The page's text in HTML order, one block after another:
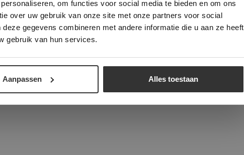
om functies voor social media te bieden en om ons
over uw gebruik van onze site met onze partners voor social
gegevens combineren met andere informatie die u aan ze heeft
gebruik van hun services.
Aanpassen Alles toestaan
verder
ALLES AFWIJZEN